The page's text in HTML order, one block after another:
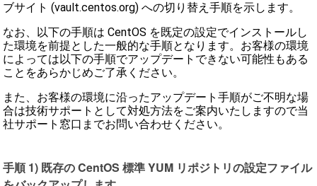
ブサイト (vault.centos.org) への切り替え手順を示します。
なお、以下の手順は CentOS を既定の設定でインストールし
た環境を前提とした一般的な手順となります。お客様の環境
によっては以下の手順でアップデートできない可能性もある
ことをあらかじめご了承ください。
また、お客様の環境に沿ったアップデート手順がご不明な場
合は技術サポートとして対処方法をご案内いたしますので当
社サポート窓口までお問い合わせください。
手順 1) 既存の CentOS 標準 YUM リポジトリの設定ファイル